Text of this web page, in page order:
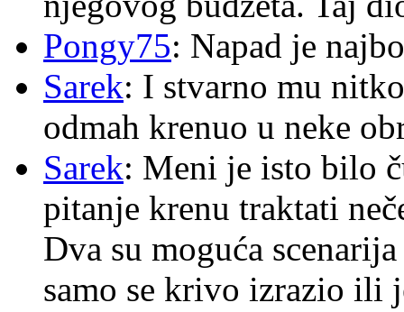
Pongy75: Napad je
Sarek: I stvarno mu
odmah krenuo u neke
Sarek: Meni je isto bilo
pitanje krenu traktati
Dva su moguća
samo se krivo izrazio ili